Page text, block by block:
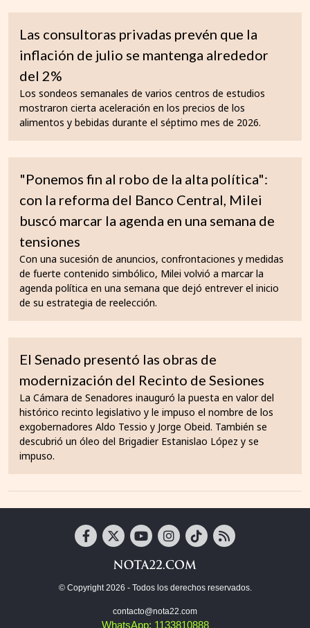
Las consultoras privadas prevén que la
inflación de julio se mantenga alrededor
del 2%
Los sondeos semanales de varios centros de estudios
mostraron cierta aceleración en los precios de los
alimentos y bebidas durante el séptimo mes de 2026.
"Ponemos fin al robo de la alta política":
con la reforma del Banco Central, Milei
buscó marcar la agenda en una semana de
tensiones
Con una sucesión de anuncios, confrontaciones y medidas
de fuerte contenido simbólico, Milei volvió a marcar la
agenda política en una semana que dejó entrever el inicio
de su estrategia de reelección.
El Senado presentó las obras de
modernización del Recinto de Sesiones
La Cámara de Senadores inauguró la puesta en valor del
histórico recinto legislativo y le impuso el nombre de los
exgobernadores Aldo Tessio y Jorge Obeid. También se
descubrió un óleo del Brigadier Estanislao López y se
impuso.
© Copyright 2026 - Todos los derechos reservados.
contacto@nota22.com
WhatsApp: 1133810888